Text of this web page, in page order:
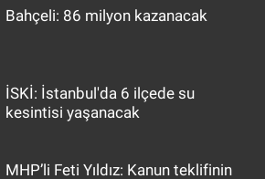
Bahçeli: 86 milyon kazanacak
İSKİ: İstanbul'da 6 ilçede su
kesintisi yaşanacak
MHP’li Feti Yıldız: Kanun teklifinin